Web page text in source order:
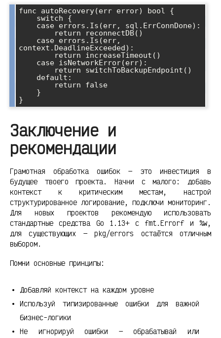
func autoRecovery(err error) bool {
context.DeadlineExceeded):
Заключение и
рекомендации
Грамотная обработка ошибок — это инвестиция в
будущее твоего проекта. Начни с малого: добавь
контекст к критическим местам, настрой
структурированное логирование, подключи мониторинг.
Для новых проектов рекомендую использовать
стандартные средства Go 1.13+ с fmt.Errorf и %w,
для существующих — pkg/errors остаётся отличным
выбором.
Помни основные принципы:
Добавляй контекст на каждом уровне
Используй типизированные ошибки для важной
бизнес-логики
Не игнорируй ошибки — обрабатывай или